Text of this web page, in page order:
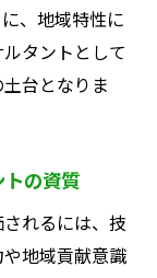
、地域特性に
タントとして
台となりま
の資質
れるには、技
地域貢献意識